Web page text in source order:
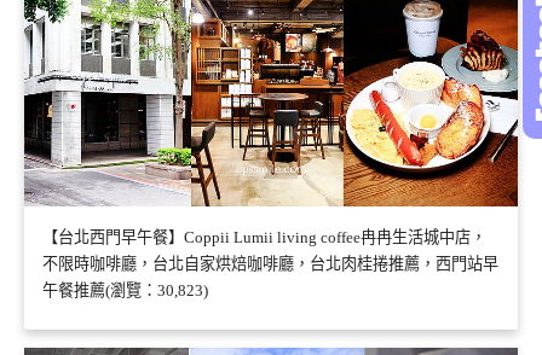
【台北西門早午餐】Coppii Lumii living coffee冉冉生活城中店，
不限時咖啡廳，台北自家烘焙咖啡廳，台北肉桂捲推薦，西門站早
午餐推薦(瀏覽：30,823)